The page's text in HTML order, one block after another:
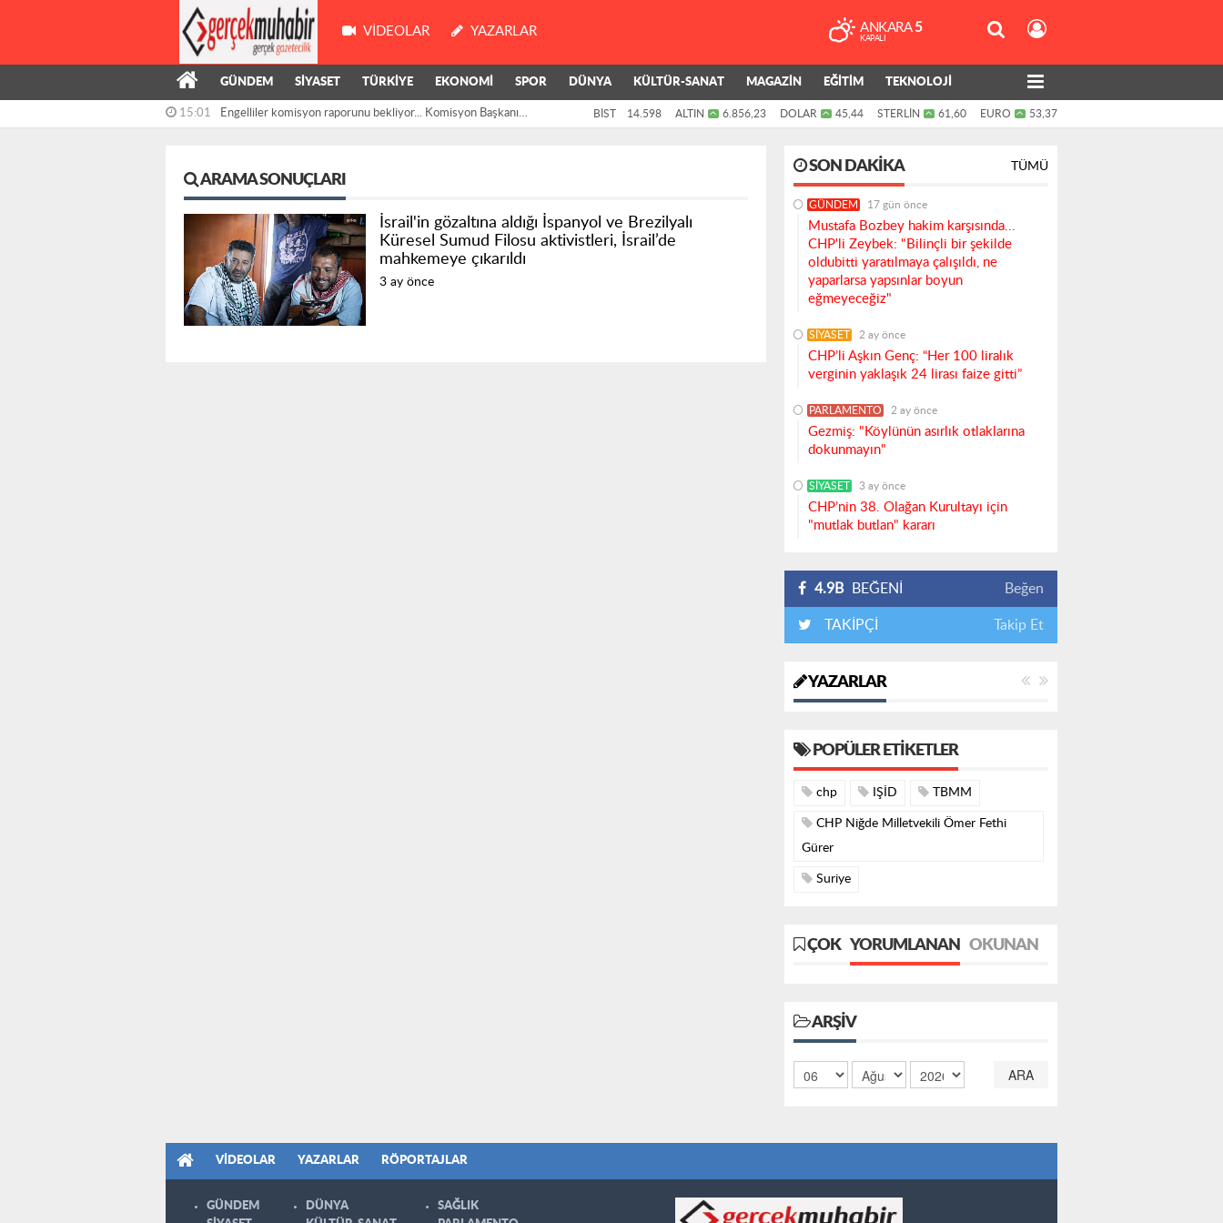
VIDEOLAR YAZARLAR ANKARA 5
KAPALI
GÜNDEM SİYASET TÜRKİYE EKONOMİ SPOR DÜNYA KÜLTÜR-SANAT MAGAZİN EĞİTİM TEKNOLOJİ
15:01 Engelliler komisyon raporunu bekliyor... Komisyon Başkanı BİST 14.598 ALTIN 6.856,23 DOLAR 45,44 STERLİN 61,60 EURO 53,37
ARAMA SONUÇLARI
İsrail'in gözaltına aldığı İspanyol ve Brezilyalı
Küresel Sumud Filosu aktivistleri, İsrail’de
mahkemeye çıkarıldı
3 ay önce
SON DAKIKA TÜMÜ
GÜNDEM 17 gün önce
Mustafa Bozbey hakim karşısında...
CHP'li Zeybek: "Bilinçli bir şekilde
oldubitti yaratılmaya çalışıldı, ne
yaparlarsa yapsınlar boyun
eğmeyeceğiz"
SİYASET 2 ay önce
CHP’li Aşkın Genç: “Her 100 liralık
verginin yaklaşık 24 lirası faize gitti”
PARLAMENTO 2 ay önce
Gezmiş: "Köylünün asırlık otlaklarına
dokunmayın"
SİYASET 3 ay önce
CHP’nin 38. Olağan Kurultayı için
"mutlak butlan" kararı
4.9B BEĞENİ Beğen
TAKİPÇİ Takip Et
YAZARLAR
POPÜLER ETIKETLER
chp IŞİD TBMM
CHP Niğde Milletvekili Ömer Fethi
Gürer
Suriye
ÇOK YORUMLANAN OKUNAN
ARŞIV
ARA
VIDEOLAR YAZARLAR RÖPORTAJLAR
GÜNDEM
DÜNYA
SAĞLIK